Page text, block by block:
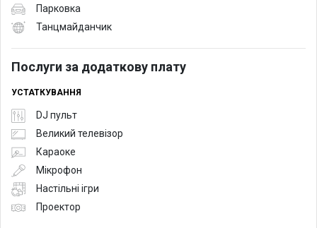
Парковка
Танцмайданчик
Послуги за додаткову плату
УСТАТКУВАННЯ
DJ пульт
Великий телевізор
Караоке
Мікрофон
Настільні ігри
Проектор